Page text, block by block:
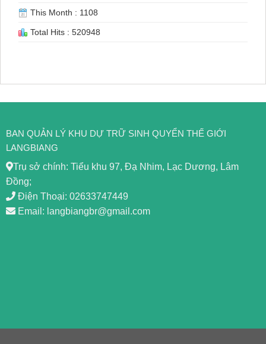
This Month : 1108
Total Hits : 520948
BAN QUẢN LÝ KHU DỰ TRỮ SINH QUYỂN THẾ GIỚI
LANGBIANG
Trụ sở chính: Tiểu khu 97, Đạ Nhim, Lạc Dương, Lâm
Đồng;
Điện Thoại: 02633747449
Email: langbiangbr@gmail.com